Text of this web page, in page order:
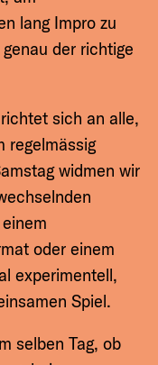
lang Impro zu
der richtige
sich an alle,
regelmässig
widmen wir
oder einem
experimentell,
Spiel.
selben Tag, ob